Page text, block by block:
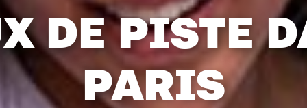
DE PISTE
PARIS